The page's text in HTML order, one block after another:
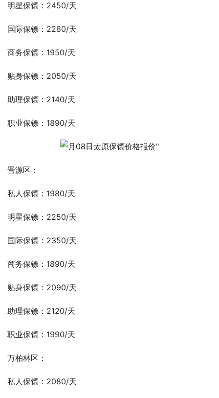
明星保镖：2450/天
国际保镖：2280/天
商务保镖：1950/天
贴身保镖：2050/天
助理保镖：2140/天
职业保镖：1890/天
晋源区：
私人保镖：1980/天
明星保镖：2250/天
国际保镖：2350/天
商务保镖：1890/天
贴身保镖：2090/天
助理保镖：2120/天
职业保镖：1990/天
万柏林区：
私人保镖：2080/天